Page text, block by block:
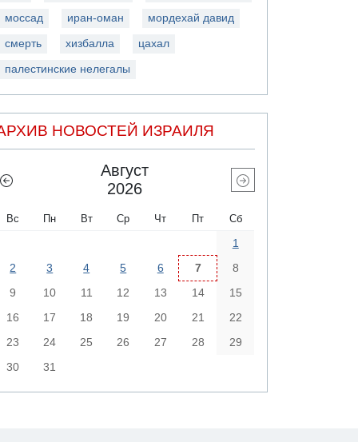
моссад иран-оман мордехай давид
смерть хизбалла цахал
палестинские нелегалы
НОВОСТЕЙ ИЗРАИЛЯ
Август
2026
Вс Пн Вт Ср Чт Пт Сб
1
2
3 4 5 6 7
8
9
10 11 12 13 14
15
16
17 18 19 20 21
22
23
24 25 26 27 28
29
30
31